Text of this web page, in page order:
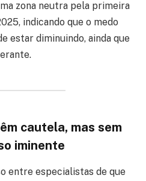
zona neutra pela primeira
indicando que o medo
estar diminuindo, ainda que
cautela, mas sem
iminente
entre especialistas de que